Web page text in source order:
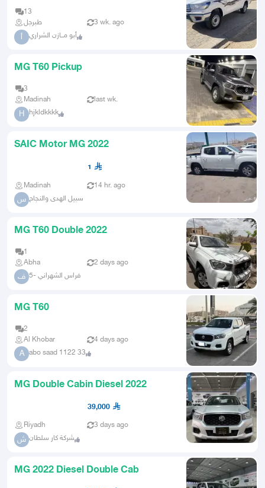
13
طبرجل
3 wk. ago
أ أبو مــازن الشراري
MG T60 Pickup
3
Madinah
last wk.
H hjkldkkkk
SAIC Motor MG 2022
1
Madinah 14 hr. ago
س سبيل الهدى والنجاح
MG T60 Double 2022
1
Abha
2 days ago
ف فراس الشهراني -5
MG T60
2
Al Khobar
4 days ago
A abo saad 1122 33
MG Double Cabin Diesel 2022
39,000
Riyadh 3 days ago
ش شركة كار سلطان
MG 2022 Diesel Double Cab